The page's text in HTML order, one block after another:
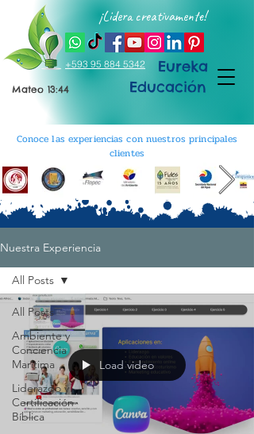
Eureka
Educación
Mateo 13:44
¡Lidera creativamente!
+593 95 884 5342
Conoce las experiencias con nuestros principales
clientes
Nuestra Experiencia
All Posts
Ambiente y
Conciencia
Marítima
Liderazgo y
Certificación
Bíblica
All Posts
Load video